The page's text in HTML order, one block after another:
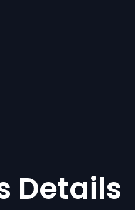
DETAILS